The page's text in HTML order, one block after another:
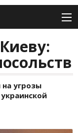
угрозы